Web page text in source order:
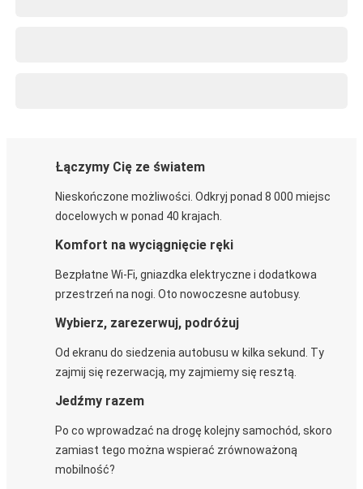
Łączymy Cię ze światem
Nieskończone możliwości. Odkryj ponad 8 000 miejsc
docelowych w ponad 40 krajach.
Komfort na wyciągnięcie ręki
Bezpłatne Wi-Fi, gniazdka elektryczne i dodatkowa
przestrzeń na nogi. Oto nowoczesne autobusy.
Wybierz, zarezerwuj, podróżuj
Od ekranu do siedzenia autobusu w kilka sekund. Ty
zajmij się rezerwacją, my zajmiemy się resztą.
Jedźmy razem
Po co wprowadzać na drogę kolejny samochód, skoro
zamiast tego można wspierać zrównoważoną
mobilność?